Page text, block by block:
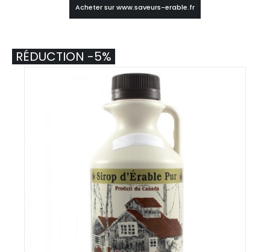
Acheter sur www.saveurs-erable.fr
RÉDUCTION -5%